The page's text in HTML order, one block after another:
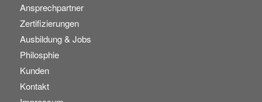
Ansprechpartner
Zertifizierungen
Ausbildung & Jobs
Philosphie
Kunden
Kontakt